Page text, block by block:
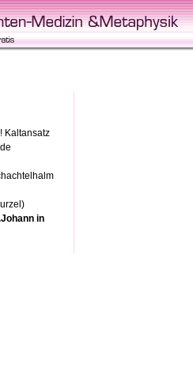
Kaltansatz
in